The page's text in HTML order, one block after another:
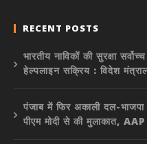
RECENT POSTS
भारतीय नाविकों की सुरक्षा
हेल्पलाइन सक्रिय : विदेश
पंजाब में फिर अकाली दल-
पीएम मोदी से की मुलाकात,